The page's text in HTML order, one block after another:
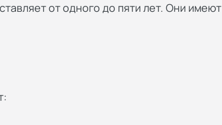
от одного до пяти лет. Они имеют